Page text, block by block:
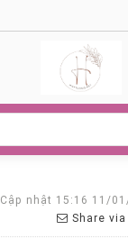
Cập nhật 15:16 11/
Share via